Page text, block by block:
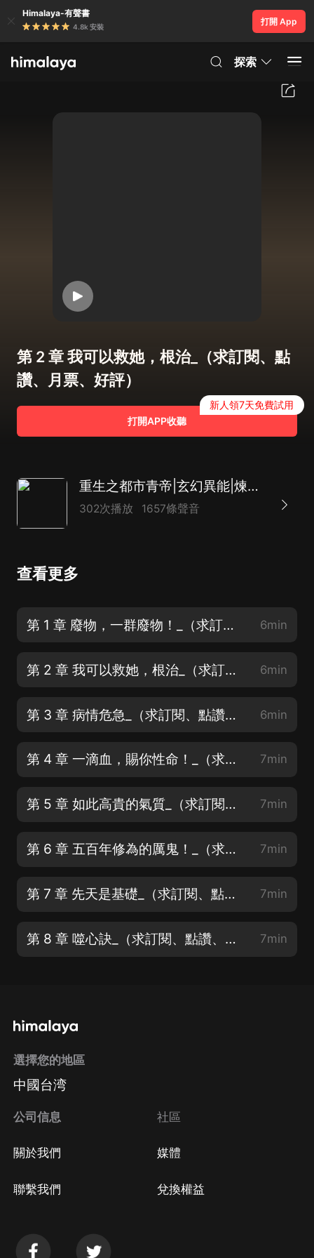
Himalaya-有聲書
4.8k 安裝
打開 App
探索
第 2 章 我可以救她，根治_（求訂閱、點
讚、月票、好評）
打開APP收聽
新人領7天免費試用
重生之都市青帝|玄幻異能|煉丹修仙|玩轉都
302次播放 1657條聲音
查看更多
第 1 章 廢物，一群廢物！_（求訂閱、點讚、月票、好評） 6min
第 2 章 我可以救她，根治_（求訂閱、點讚、月票、好評） 6min
第 3 章 病情危急_（求訂閱、點讚、月票、好評） 6min
第 4 章 一滴血，賜你性命！_（求訂閱、點讚、月票、好評） 7min
第 5 章 如此高貴的氣質_（求訂閱、點讚、月票、好評） 7min
第 6 章 五百年修為的厲鬼！_（求訂閱、點讚、月票、好評） 7min
第 7 章 先天是基礎_（求訂閱、點讚、月票、好評） 7min
第 8 章 噬心訣_（求訂閱、點讚、月票、好評） 7min
選擇您的地區
中國台湾
公司信息
關於我們
聯繫我們
社區
媒體
兌換權益